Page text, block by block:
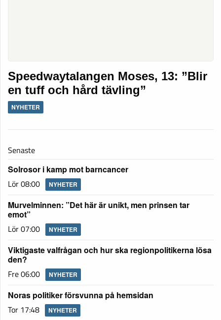
Speedwaytalangen Moses, 13: ”Blir
en tuff och hård tävling”
NYHETER
Senaste
Solrosor i kamp mot barncancer
Lör 08:00 NYHETER
Murvelminnen: ”Det här är unikt, men prinsen tar
emot”
Lör 07:00 NYHETER
Viktigaste valfrågan och hur ska regionpolitikerna lösa
den?
Fre 06:00 NYHETER
Noras politiker försvunna på hemsidan
Tor 17:48 NYHETER